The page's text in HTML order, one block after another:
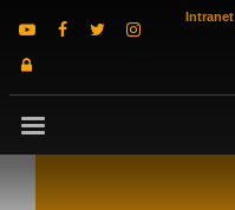
Intranet